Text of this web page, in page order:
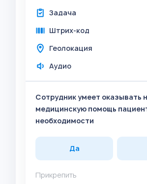
Задача
Штрих-код
Геолокация
Аудио
Сотрудник умеет оказывать
медицинскую помощь
необходимости
Да
Прикрепить